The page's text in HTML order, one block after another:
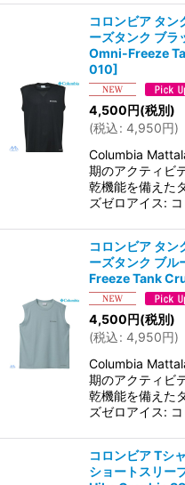
コロンビア タン
ーズタンク ブ
Omni-Freeze
010]
4,500円(税別)
(税込: 4,950円)
Columbia
期のアクティビ
乾機能を備えた
ズゼロアイス:
コロンビア タン
ーズタンク ブ
Freeze Tank
4,500円(税別)
(税込: 4,950円)
Columbia
期のアクティビ
乾機能を備えた
ズゼロアイス:
コロンビア Tシ
ショートスリー